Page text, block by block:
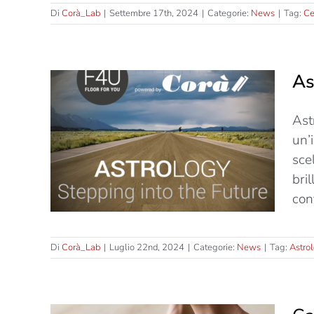
Di Corà_Lab | Settembre 17th, 2024 | Categorie: News | Tag:
Di Corà_Lab | Luglio 22nd, 2024 | Categorie: News | Tag: